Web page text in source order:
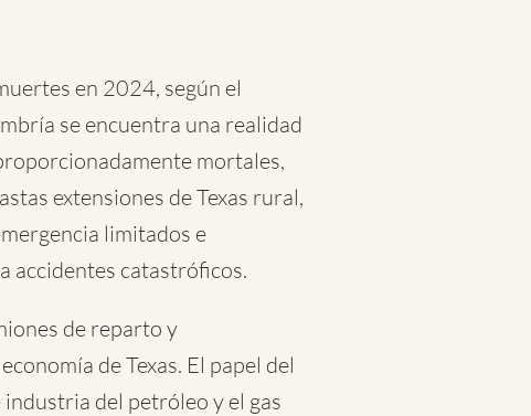
en 2024, según el
se encuentra una realidad
mortales,
extensiones de Texas rural,
limitados e
accidentes catastróficos.
de reparto y
de Texas. El papel del
del petróleo y el gas